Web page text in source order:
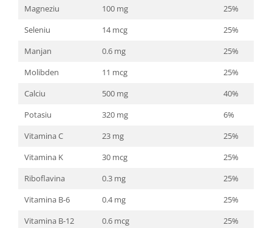
Magneziu
100 mg
25%
Seleniu
14 mcg
25%
Manjan
0.6 mg
25%
Molibden
11 mcg
25%
Calciu
500 mg
40%
Potasiu
320 mg
6%
Vitamina C
23 mg
25%
Vitamina K
30 mcg
25%
Riboflavina
0.3 mg
25%
Vitamina B-6
0.4 mg
25%
Vitamina B-12
0.6 mcg
25%